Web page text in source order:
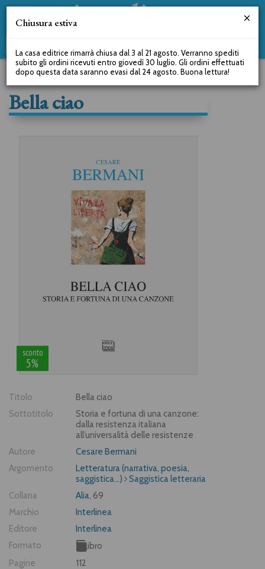
Bella ciao
sconto
5%
Titolo
Bella ciao
Sottotitolo
Storia e fortuna di una canzone:
dalla resistenza italiana
all’universalità delle resistenze
Autore
Cesare Bermani
Argomento
Letteratura (narrativa, poesia,
saggistica...)
Saggistica letteraria
Collana
Alia, 69
Marchio
Interlinea
Editore
Interlinea
Formato
Libro
Pagine
112
Chiusura estiva
La casa editrice rimarrà chiusa dal 3 al 21 agosto. Verranno spediti
subito gli ordini ricevuti entro giovedì 30 luglio. Gli ordini effettuati
dopo questa data saranno evasi dal 24 agosto. Buona lettura!